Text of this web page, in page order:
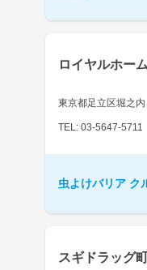
ロイヤルホー
東京都足立区堀之
TEL: 03-5647-5711
虫よけバリア ク
スギドラッグ